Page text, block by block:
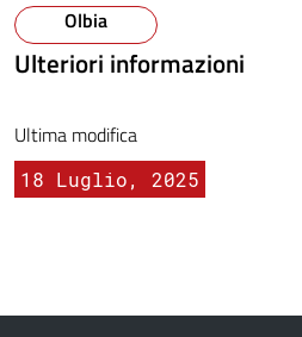
Olbia
Ulteriori informazioni
Ultima modifica
18 Luglio, 2025